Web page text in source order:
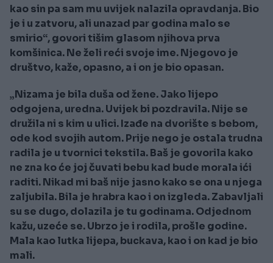
kao sin pa sam mu uvijek nalazila opravdanja. Bio
je i u zatvoru, ali unazad par godina malo se
smirio“, govori tišim glasom njihova prva
komšinica. Ne želi reći svoje ime. Njegovo je
društvo, kaže, opasno, a i on je bio opasan.
„Nizama je bila duša od žene. Jako lijepo
odgojena, uredna. Uvijek bi pozdravila. Nije se
družila ni s kim u ulici. Izađe na dvorište s bebom,
ode kod svojih autom. Prije nego je ostala trudna
radila je u tvornici tekstila. Baš je govorila kako
ne zna ko će joj čuvati bebu kad bude morala ići
raditi. Nikad mi baš nije jasno kako se ona u njega
zaljubila. Bila je hrabra kao i on izgleda. Zabavljali
su se dugo, dolazila je tu godinama. Odjednom
kažu, uzeće se. Ubrzo je i rodila, prošle godine.
Mala kao lutka lijepa, buckava, kao i on kad je bio
mali.